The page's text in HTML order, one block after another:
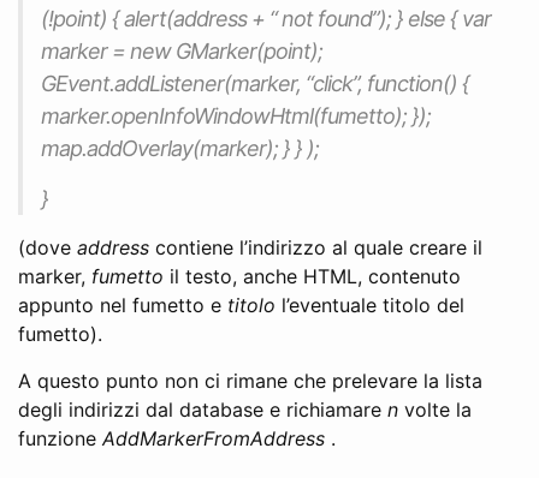
(!point) { alert(address + “ not found”); } else { var
marker = new GMarker(point);
GEvent.addListener(marker, “click”, function() {
marker.openInfoWindowHtml(fumetto); });
map.addOverlay(marker); } } );
}
(dove address contiene l’indirizzo al quale creare il
marker, fumetto il testo, anche HTML, contenuto
appunto nel fumetto e titolo l’eventuale titolo del
fumetto).
A questo punto non ci rimane che prelevare la lista
degli indirizzi dal database e richiamare n volte la
funzione AddMarkerFromAddress .